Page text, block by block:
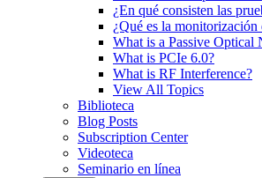
¿En qué consisten las
¿Qué es la
What is a Passive
What is PCIe 6.0?
What is RF Interference?
View All Topics
Biblioteca
Blog Posts
Subscription Center
Videoteca
Seminario en línea